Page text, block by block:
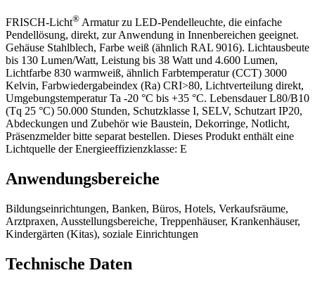
FRISCH-Licht® Armatur zu LED-Pendelleuchte, die einfache
Pendellösung, direkt, zur Anwendung in Innenbereichen geeignet.
Gehäuse Stahlblech, Farbe weiß (ähnlich RAL 9016). Lichtausbeute
bis 130 Lumen/Watt, Leistung bis 38 Watt und 4.600 Lumen,
Lichtfarbe 830 warmweiß, ähnlich Farbtemperatur (CCT) 3000
Kelvin, Farbwiedergabeindex (Ra) CRI>80, Lichtverteilung direkt,
Umgebungstemperatur Ta -20 °C bis +35 °C. Lebensdauer L80/B10
(Tq 25 °C) 50.000 Stunden, Schutzklasse I, SELV, Schutzart IP20,
Abdeckungen und Zubehör wie Baustein, Dekorringe, Notlicht,
Präsenzmelder bitte separat bestellen. Dieses Produkt enthält eine
Lichtquelle der Energieeffizienzklasse: E
Anwendungsbereiche
Bildungseinrichtungen, Banken, Büros, Hotels, Verkaufsräume,
Arztpraxen, Ausstellungsbereiche, Treppenhäuser, Krankenhäuser,
Kindergärten (Kitas), soziale Einrichtungen
Technische Daten